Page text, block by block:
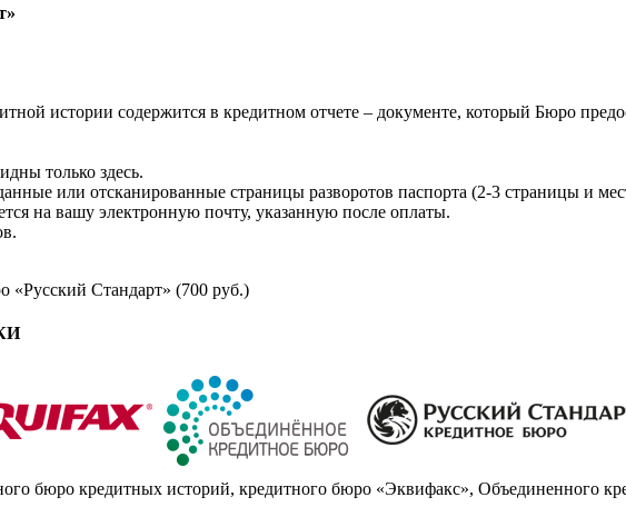
истории содержится в кредитном отчете – документе, который Бюро
только здесь.
или отсканированные страницы разворотов паспорта (2-3 страницы и
на вашу электронную почту, указанную после оплаты.
«Русский Стандарт» (700 руб.)
бюро кредитных историй, кредитного бюро «Эквифакс», Объединенного